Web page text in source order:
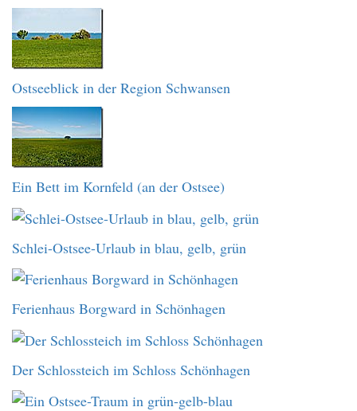
Ostseeblick in der Region Schwansen
Ein Bett im Kornfeld (an der Ostsee)
Schlei-Ostsee-Urlaub in blau, gelb, grün
Ferienhaus Borgward in Schönhagen
Der Schlossteich im Schloss Schönhagen